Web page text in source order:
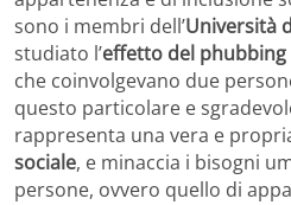
sono i membri dell’Università
studiato l’effetto del phubbing
che coinvolgevano due
questo particolare e
rappresenta una vera e
sociale, e minaccia i bisogni
persone, ovvero quello di